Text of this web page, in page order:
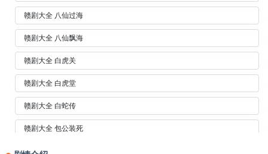
赣剧大全 八仙过海
赣剧大全 八仙飘海
赣剧大全 白虎关
赣剧大全 白虎堂
赣剧大全 白蛇传
赣剧大全 包公装死
赣剧大全 宝莲灯